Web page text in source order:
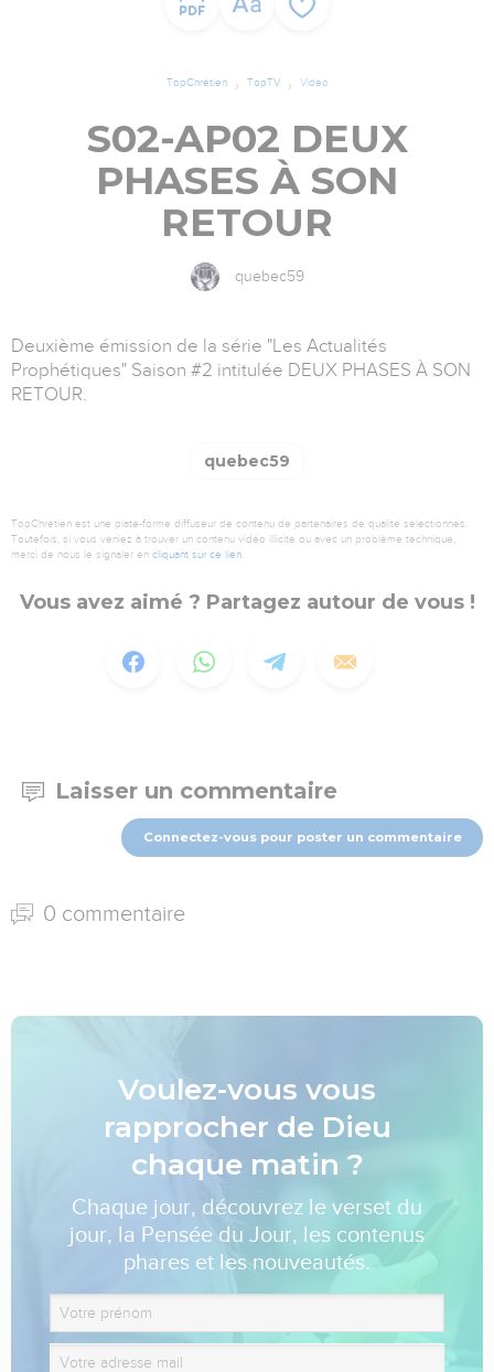
TopChrétien TopTV Vidéo
S02-AP02 DEUX
PHASES À SON
RETOUR
quebec59
Deuxième émission de la série "Les Actualités
Prophétiques" Saison #2 intitulée DEUX PHASES À SON
RETOUR.
quebec59
TopChrétien est une plate-forme diffuseur de contenu de partenaires de qualité sélectionnés.
Toutefois, si vous veniez à trouver un contenu vidéo illicite ou avec un problème technique,
merci de nous le signaler en cliquant sur ce lien.
Vous avez aimé ? Partagez autour de vous !
Laisser un commentaire
Connectez-vous pour poster un commentaire
0 commentaire
Voulez-vous vous
rapprocher de Dieu
chaque matin ?
Chaque jour, découvrez le verset du
jour, la Pensée du Jour, les contenus
phares et les nouveautés.